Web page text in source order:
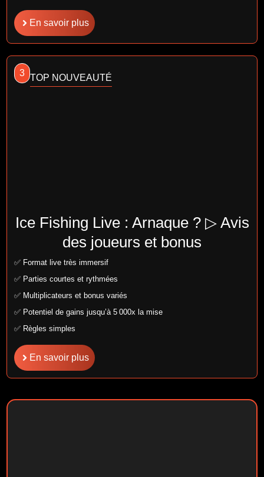
En savoir plus
3 TOP NOUVEAUTÉ
Ice Fishing Live : Arnaque ? ▷ Avis
des joueurs et bonus
✅ Format live très immersif
✅ Parties courtes et rythmées
✅ Multiplicateurs et bonus variés
✅ Potentiel de gains jusqu’à 5 000x la mise
✅ Règles simples
En savoir plus